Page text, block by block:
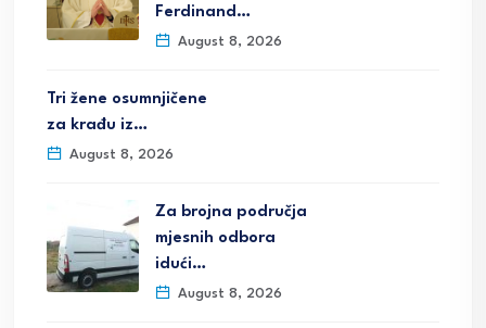
Ferdinand…
August 8, 2026
Tri žene osumnjičene
za krađu iz…
August 8, 2026
Za brojna područja
mjesnih odbora
idući…
August 8, 2026